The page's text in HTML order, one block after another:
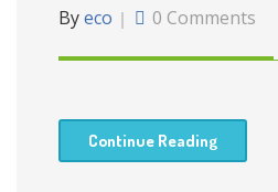
Byeco 0 Comments
Continue Reading